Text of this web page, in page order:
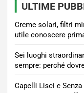
ULTIME
Creme solari, filtri
utile conoscere
Sei luoghi
sempre: perché
Capelli Lisci e